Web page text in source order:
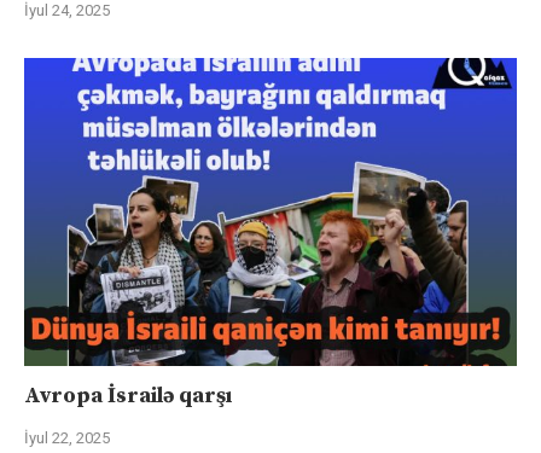
İyul 24, 2025
Avropa İsrailə qarşı
İyul 22, 2025